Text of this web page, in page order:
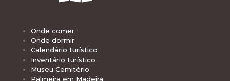
Onde comer
Onde dormir
Calendário turístico
Inventário turístico
Museu Cemitério
Palmeira em Madeira